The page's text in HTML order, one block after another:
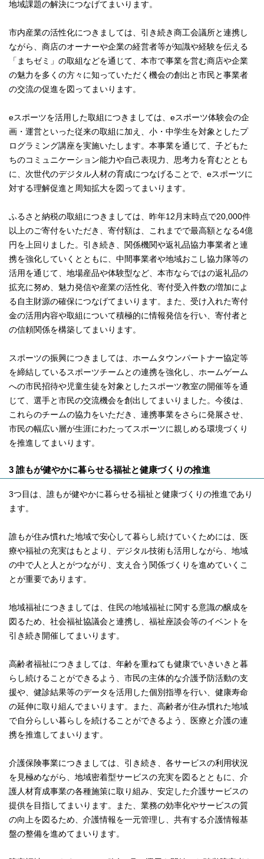
地域課題の解決につなげてまいります。
市内産業の活性化につきましては、引き続き商工会議所と連携し
ながら、商店のオーナーや企業の経営者等が知識や経験を伝える
「まちゼミ」の取組などを通じて、本市で事業を営む商店や企業
の魅力を多くの方々に知っていただく機会の創出と市民と事業者
の交流の促進を図ってまいります。
eスポーツを活用した取組につきましては、eスポーツ体験会の企
画・運営といった従来の取組に加え、小・中学生を対象としたプ
ログラミング講座を実施いたします。本事業を通じて、子どもた
ちのコミュニケーション能力や自己表現力、思考力を育むととも
に、次世代のデジタル人材の育成につなげることで、eスポーツに
対する理解促進と周知拡大を図ってまいります。
ふるさと納税の取組につきましては、昨年12月末時点で20,000件
以上のご寄付をいただき、寄付額は、これまでで最高額となる4億
円を上回りました。引き続き、関係機関や返礼品協力事業者と連
携を強化していくとともに、中間事業者や地域おこし協力隊等の
活用を通じて、地場産品や体験型など、本市ならではの返礼品の
拡充に努め、魅力発信や産業の活性化、寄付受入件数の増加によ
る自主財源の確保につなげてまいります。また、受け入れた寄付
金の活用内容や取組について積極的に情報発信を行い、寄付者と
の信頼関係を構築してまいります。
スポーツの振興につきましては、ホームタウンパートナー協定等
を締結しているスポーツチームとの連携を強化し、ホームゲーム
への市民招待や児童生徒を対象としたスポーツ教室の開催等を通
じて、選手と市民の交流機会を創出してまいりました。今後は、
これらのチームの協力をいただき、連携事業をさらに発展させ、
市民の幅広い層が生涯にわたってスポーツに親しめる環境づくり
を推進してまいります。
3 誰もが健やかに暮らせる福祉と健康づくりの推進
3つ目は、誰もが健やかに暮らせる福祉と健康づくりの推進であり
ます。
誰もが住み慣れた地域で安心して暮らし続けていくためには、医
療や福祉の充実はもとより、デジタル技術も活用しながら、地域
の中で人と人とがつながり、支え合う関係づくりを進めていくこ
とが重要であります。
地域福祉につきましては、住民の地域福祉に関する意識の醸成を
図るため、社会福祉協議会と連携し、福祉座談会等のイベントを
引き続き開催してまいります。
高齢者福祉につきましては、年齢を重ねても健康でいきいきと暮
らし続けることができるよう、市民の主体的な介護予防活動の支
援や、健診結果等のデータを活用した個別指導を行い、健康寿命
の延伸に取り組んでまいります。また、高齢者が住み慣れた地域
で自分らしい暮らしを続けることができるよう、医療と介護の連
携を推進してまいります。
介護保険事業につきましては、引き続き、各サービスの利用状況
を見極めながら、地域密着型サービスの充実を図るとともに、介
護人材育成事業の各種施策に取り組み、安定した介護サービスの
提供を目指してまいります。また、業務の効率化やサービスの質
の向上を図るため、介護情報を一元管理し、共有する介護情報基
盤の整備を進めてまいります。